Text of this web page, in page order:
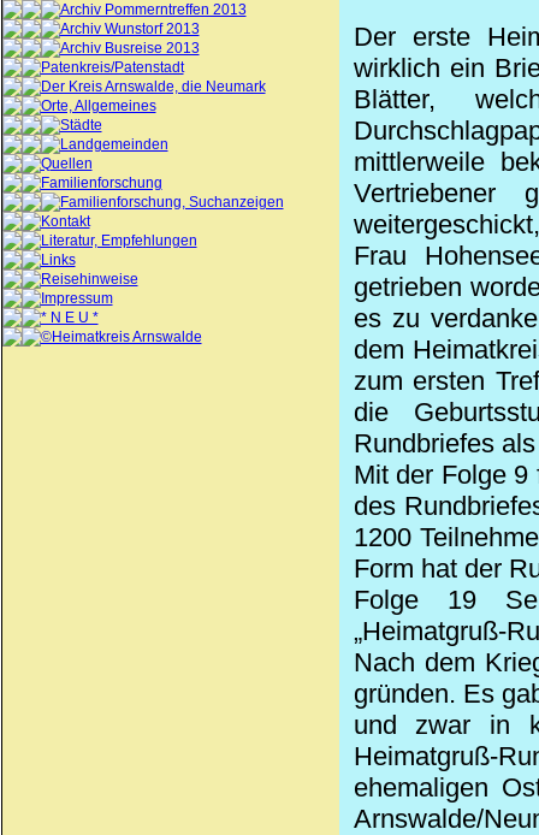
Archiv Pommerntreffen 2013
Archiv Wunstorf 2013
Archiv Busreise 2013
Patenkreis/Patenstadt
Der Kreis Arnswalde, die Neumark
Orte, Allgemeines
Städte
Landgemeinden
Quellen
Familienforschung
Familienforschung, Suchanzeigen
Kontakt
Literatur, Empfehlungen
Links
Reisehinweise
Impressum
* N E U *
©Heimatkreis Arnswalde
Der erste
wirklich ein
Blätter,
mittlerweile
Frau
getrieben
es zu
dem
zum ersten
die
Rundbriefes
Mit der Folge
des
1200
Form hat der
Folge 19
„Heimatgruß-
Nach dem
gründen. Es
und zwar in
Heimatgruß-
ehemaligen
Arnswalde/